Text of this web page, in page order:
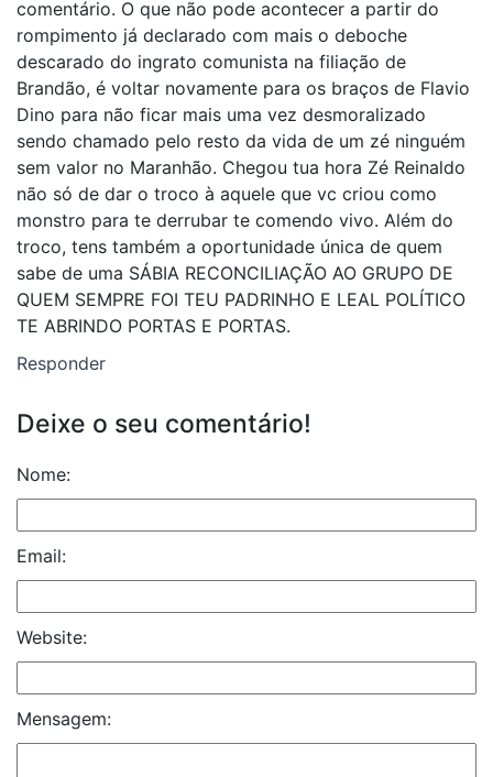
comentário. O que não pode acontecer a partir do
rompimento já declarado com mais o deboche
descarado do ingrato comunista na filiação de
Brandão, é voltar novamente para os braços de Flavio
Dino para não ficar mais uma vez desmoralizado
sendo chamado pelo resto da vida de um zé ninguém
sem valor no Maranhão. Chegou tua hora Zé Reinaldo
não só de dar o troco à aquele que vc criou como
monstro para te derrubar te comendo vivo. Além do
troco, tens também a oportunidade única de quem
sabe de uma SÁBIA RECONCILIAÇÃO AO GRUPO DE
QUEM SEMPRE FOI TEU PADRINHO E LEAL POLÍTICO
TE ABRINDO PORTAS E PORTAS.
Responder
Deixe o seu comentário!
Nome:
Email:
Website:
Mensagem: